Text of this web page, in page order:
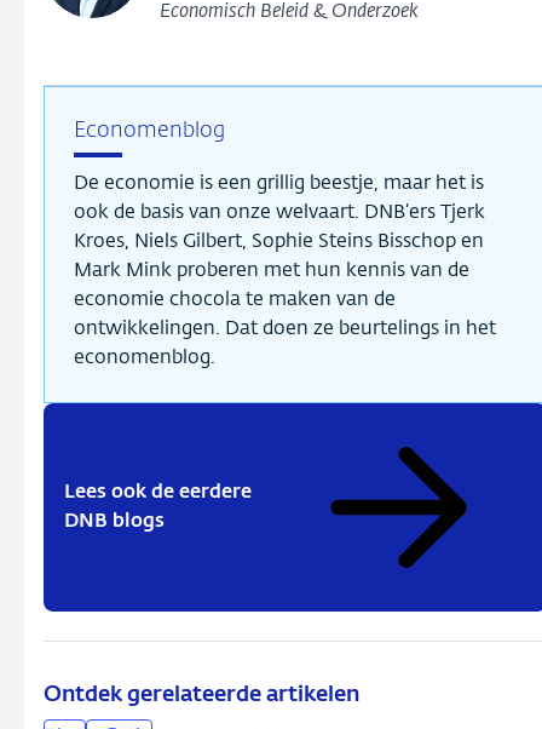
Economisch Beleid & Onderzoek
Economenblog
De economie is een grillig beestje, maar het is
ook de basis van onze welvaart. DNB’ers Tjerk
Kroes, Niels Gilbert, Sophie Steins Bisschop en
Mark Mink proberen met hun kennis van de
economie chocola te maken van de
ontwikkelingen. Dat doen ze beurtelings in het
economenblog.
Lees ook de eerdere
DNB blogs
Ontdek gerelateerde artikelen